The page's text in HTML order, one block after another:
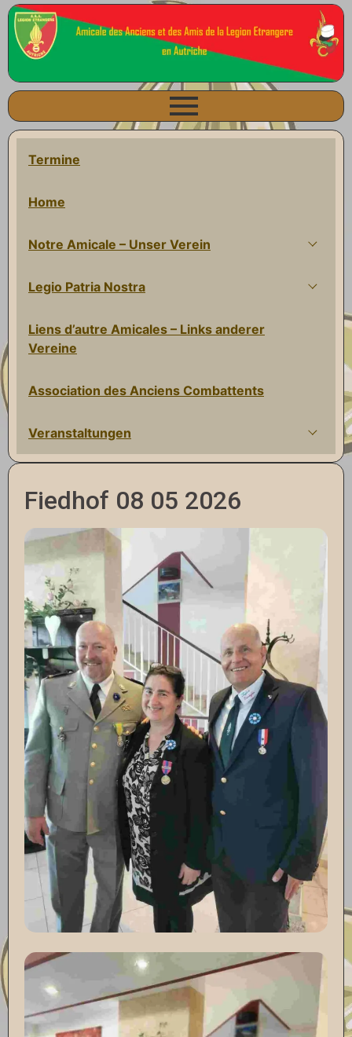
Termine
Home
Notre Amicale – Unser Verein
Legio Patria Nostra
Liens d’autre Amicales – Links anderer
Vereine
Association des Anciens Combattents
Veranstaltungen
Fiedhof 08 05 2026